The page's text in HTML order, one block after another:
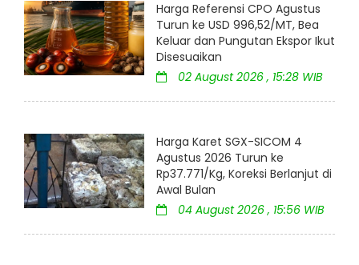
Harga Referensi CPO Agustus
Turun ke USD 996,52/MT, Bea
Keluar dan Pungutan Ekspor Ikut
Disesuaikan
02 August 2026 , 15:28 WIB
Harga Karet SGX-SICOM 4
Agustus 2026 Turun ke
Rp37.771/Kg, Koreksi Berlanjut di
Awal Bulan
04 August 2026 , 15:56 WIB